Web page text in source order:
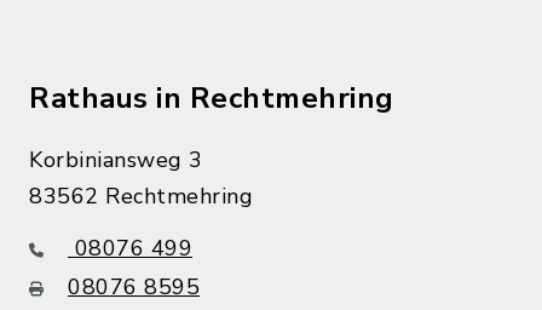
Rathaus in Rechtmehring
Korbiniansweg 3
83562 Rechtmehring
08076 499
08076 8595